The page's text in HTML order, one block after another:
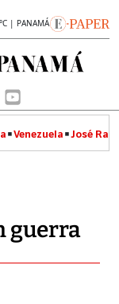
| PANAMÁ
Venezuela José
guerra